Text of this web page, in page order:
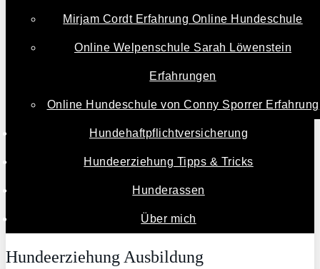
Mirjam Cordt Erfahrung Online Hundeschule
Online Welpenschule Sarah Löwenstein
Erfahrungen
Online Hundeschule von Conny Sporrer Erfahrung
Hundehaftpflichtversicherung
Hundeerziehung Tipps & Tricks
Hunderassen
Über mich
Hundeerziehung Ausbildung